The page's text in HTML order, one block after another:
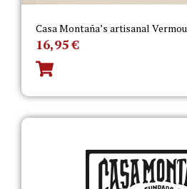
Casa Montaña’s artisanal
16,95€